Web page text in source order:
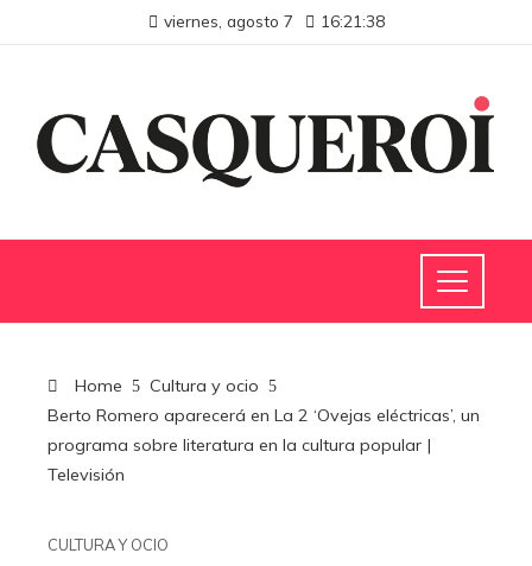
viernes, agosto 7 16:21:38
Home
Cultura y ocio
Berto Romero aparecerá en La 2 ‘Ovejas eléctricas’, un
programa sobre literatura en la cultura popular |
Televisión
CULTURA Y OCIO